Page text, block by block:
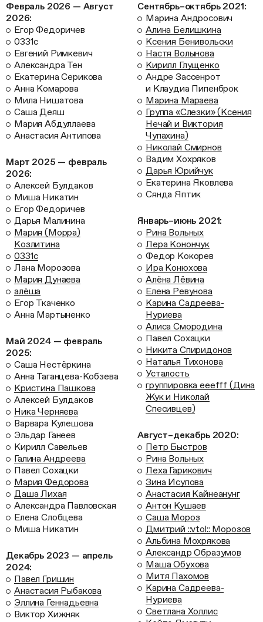
Февраль 2026 — Август
2026:
Егор Федоричев
0331с
Евгений Римкевич
Александра Тен
Екатерина Серикова
Анна Комарова
Мила Нишатова
Саша Деяш
Мария Абдуллаева
Анастасия Антипова
Март 2025 — февраль
2026:
Алексей Булдаков
Миша Никатин
Егор Федоричев
Дарья Малинина
Мария (Морра)
Козлитина
0331c
Лана Морозова
Мария Дунаева
алёша
Егор Ткаченко
Анна Мартыненко
Май 2024 — февраль
2025:
Саша Нестёркина
Анна Таганцева-Кобзева
Кристина Пашкова
Алексей Булдаков
Ника Черняева
Варвара Кулешова
Эльдар Ганеев
Кирилл Савельев
Галина Андреева
Павел Сохацки
Мария Федорова
Даша Лихая
Александра Павловская
Елена Слобцева
Миша Никатин
Декабрь 2023 — апрель
2024:
Павел Гришин
Анастасия Рыбакова
Эллина Геннадьевна
Виктор Хижняк
Сентябрь–октябрь 2021:
Марина Андросович
Алина Белишкина
Ксения Бенивольски
Настя Волынова
Кирилл Глущенко
Андре Зассенрот
и Клаудиа Пипенброк
Марина Мараева
Группа «Слезки» (Ксения
Нечай и Виктория
Чупахина)
Николай Смирнов
Вадим Хохряков
Дарья Юрийчук
Екатерина Яковлева
Сянда Яптик
Январь–июнь 2021:
Рина Вольных
Лера Конончук
Федор Кокорев
Ира Конюхова
Алёна Лёвина
Елена Ревунова
Карина Садреева-
Нуриева
Алиса Смородина
Павел Сохацки
Никита Спиридонов
Наталья Тихонова
Усталость
группировка eeefff (Дина
Жук и Николай
Спесивцев)
Август–декабрь 2020:
Петр Быстров
Рина Вольных
Леха Гарикович
Зина Исупова
Анастасия Кайнеанунг
Антон Кушаев
Саша Мороз
Дмитрий ::vtol:: Морозов
Альбина Мохрякова
Александр Образумов
Маша Обухова
Митя Пахомов
Карина Садреева-
Нуриева
Светлана Холлис